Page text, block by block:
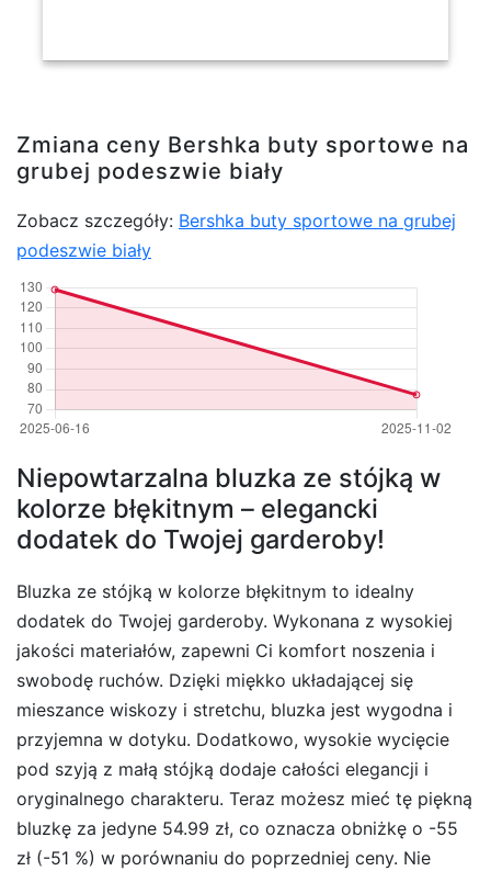
Zmiana ceny Bershka buty sportowe na
grubej podeszwie biały
Zobacz szczegóły: Bershka buty sportowe na grubej
podeszwie biały
Niepowtarzalna bluzka ze stójką w
kolorze błękitnym – elegancki
dodatek do Twojej garderoby!
Bluzka ze stójką w kolorze błękitnym to idealny
dodatek do Twojej garderoby. Wykonana z wysokiej
jakości materiałów, zapewni Ci komfort noszenia i
swobodę ruchów. Dzięki miękko układającej się
mieszance wiskozy i stretchu, bluzka jest wygodna i
przyjemna w dotyku. Dodatkowo, wysokie wycięcie
pod szyją z małą stójką dodaje całości elegancji i
oryginalnego charakteru. Teraz możesz mieć tę piękną
bluzkę za jedyne 54.99 zł, co oznacza obniżkę o -55
zł (-51 %) w porównaniu do poprzedniej ceny. Nie